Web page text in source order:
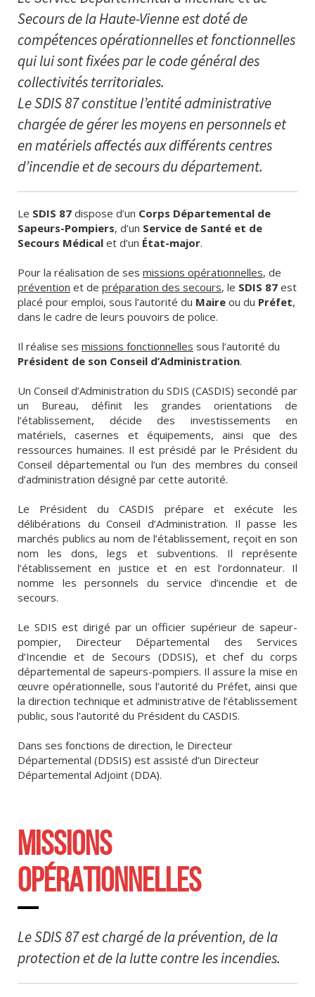
Secours de la Haute-Vienne est doté de
compétences opérationnelles et fonctionnelles
qui lui sont fixées par le code général des
collectivités territoriales.
Le SDIS 87 constitue l’entité administrative
chargée de gérer les moyens en personnels et
en matériels affectés aux différents centres
d’incendie et de secours du département.
Le SDIS 87 dispose d’un Corps Départemental de
Sapeurs-Pompiers, d’un Service de Santé et de
Secours Médical et d’un État-major.
Pour la réalisation de ses missions opérationnelles, de
prévention et de préparation des secours, le SDIS 87 est
placé pour emploi, sous l’autorité du Maire ou du Préfet,
dans le cadre de leurs pouvoirs de police.
Il réalise ses missions fonctionnelles sous l’autorité du
Président de son Conseil d’Administration.
Un Conseil d’Administration du SDIS (CASDIS) secondé par
un Bureau, définit les grandes orientations de
l’établissement, décide des investissements en
matériels, casernes et équipements, ainsi que des
ressources humaines. Il est présidé par le Président du
Conseil départemental ou l’un des membres du conseil
d’administration désigné par cette autorité.
Le Président du CASDIS prépare et exécute les
délibérations du Conseil d’Administration. Il passe les
marchés publics au nom de l’établissement, reçoit en son
nom les dons, legs et subventions. Il représente
l’établissement en justice et en est l’ordonnateur. Il
nomme les personnels du service d’incendie et de
secours.
Le SDIS est dirigé par un officier supérieur de sapeur-
pompier, Directeur Départemental des Services
d’Incendie et de Secours (DDSIS), et chef du corps
départemental de sapeurs-pompiers. Il assure la mise en
œuvre opérationnelle, sous l’autorité du Préfet, ainsi que
la direction technique et administrative de l’établissement
public, sous l’autorité du Président du CASDIS.
Dans ses fonctions de direction, le Directeur
Départemental (DDSIS) est assisté d’un Directeur
Départemental Adjoint (DDA).
MISSIONS
OPÉRATIONNELLES
Le SDIS 87 est chargé de la prévention, de la
protection et de la lutte contre les incendies.